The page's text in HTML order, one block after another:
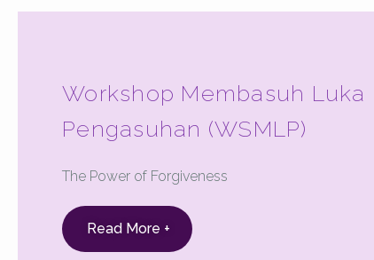
Workshop Membasuh Luka
Pengasuhan (WSMLP)
The Power of Forgiveness
Read More +